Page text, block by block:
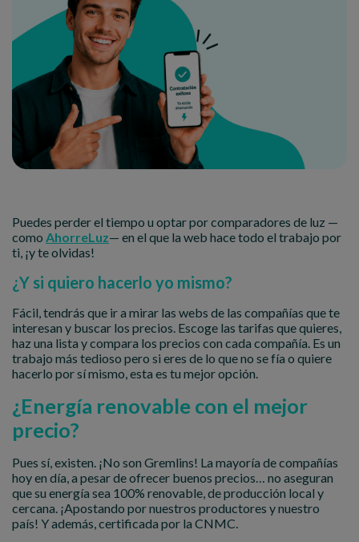
Puedes perder el tiempo u optar por comparadores de luz —
como AhorreLuz— en el que la web hace todo el trabajo por
ti, ¡y te olvidas!
¿Y si quiero hacerlo yo mismo?
Fácil, tendrás que ir a mirar las webs de las compañías que te
interesan y buscar los precios. Escoge las tarifas que quieres,
haz una lista y compara los precios con cada compañía. Es un
trabajo más tedioso pero si eres de lo que no se fía o quiere
hacerlo por sí mismo, esta es tu mejor opción.
¿Energía renovable con el mejor
precio?
Pues sí, existen. ¡No son Gremlins! La mayoría de compañías
hoy en día, a pesar de ofrecer buenos precios… no aseguran
que su energía sea 100% renovable, de producción local y
cercana. ¡Apostando por nuestros productores y nuestro
país! Y además, certificada por la CNMC.